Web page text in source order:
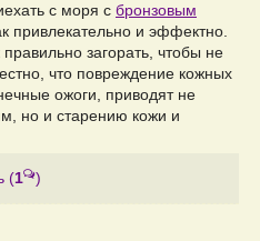
с моря с бронзовым
привлекательно и эффектно.
загорать, чтобы не
что повреждение кожных
ожоги, приводят не
но и старению кожи и
(1 )